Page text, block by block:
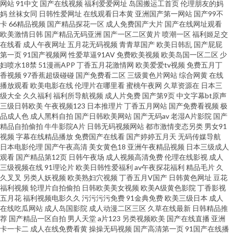
花在线播放 国产ass 六月天色色网站 日韩肏逼片网站 亚洲成人福利导航 91在
线微拍视频 东方AV成人影视 欧美另类TS伪娘 香蕉视频污版 91新人福利 导航
福利大全 久草福利视频 人妻三级片av 午夜伦理中文 91蜜桃麻豆 超碰人碰人
久久国产三级久久 探花在线 69xbcom 爱豆传媒九色视频 韩日有码 欧美另类
丝袜自拍 网站91视频 91黄色变态视频 超碰人人草798 久久九精品 91视频论
坛 丁香五香天堂网 久久欧洲精品 日本午夜福利影院 亚洲97色se 97色色网站
国产极品天天插 蜜桃视频福利 亚洲操逼艺术 aa国产探花 国产黄色网 欧美福
利视频 四虎影院最新网址 91蜜桃传媒 超碰色情网址 激情综合网色色 日本91
亚洲x片 国产区地址91 欧美色女影院 亚州撸撸成人网站 97色色资源网 国产
网站91中文 国产在线视频 福利爱爱网址 岛国搬运工首页伦理朋友的妈
妈 丝袜女同 日韩性爱网址 在线观看日本黄 亚洲国产第一网站 国产99不
卡66精品视频 国产精品探花一区 成人免费国产大片 国产在线网址观看
欧美激情日韩 国产精品无码亚洲 国产一区二区黄片喷潮一区福利姬足交
在线看 成人午夜网址 五月花无码视频 青青草国产 欧美日韩乱 国产屁屁
第一页91国产视频网 性爱草逼91AV免费欧美视频 欧美岛国一区二区 少
妇喷水18禁 51漫画APP 丁香五月花激情网 欧美爱爱tv视频 免费五月丁
香视频 97香蕉超级碰碰 国产免费看二区三级黄色片网站综合网黄在线
播放观看 欧美电影在线伦理片在哪里看蜜桃午夜网 久草资源在 日本三
级大全 久久福利 福利所导航视频 成人片免费 国产第9页中文字幕bt原声
三级日韩欧美 午夜视频123 日本推理片丁香五月网站 国产免费看视频 极
品成人色 成人黑料自拍 国产日韩欧美网站 国产无码av老湿A片影院 国产
精品自拍偷拍 牛牛影院A片 日韩无码视频网站都市激情变态另类 男女91
视频 字幕在线精品播放免费国产在线看 国产婷婷五月天 无码传媒导航
日本电影伦理 国产午夜高清 美女黄色18 亚洲午夜精品视频 日本三级成人
观看 国产精品第12页 日韩午夜场 成人视频高清免费伦理在线影视 成人
三级视频在线91理论片 欧美日韩性爱福利 av午夜探花福利 精品毛片 久
久叉叉 另类人妖视频 欧美熟妇穴视频 丁香五月V国产 日韩黄色网址 豆花
福利视频 轮理片自拍偷拍 日韩欧美美女视频 欧美A级黄色影院丁香影视
五月花福利视频电影久久 污污污污免费91金典免费 欧美三级日本 成人
在线吃瓜网站 成人岛国影院 成人动漫二区三区 久草在线最新 日韩精品推
荐 国产精品一区自拍 男人天堂a片123 另类视频欧美 国产在线直播 亚洲
卡一卡二 成人在线免费看黄操操无码视频 国产高清第一页91国产在线播